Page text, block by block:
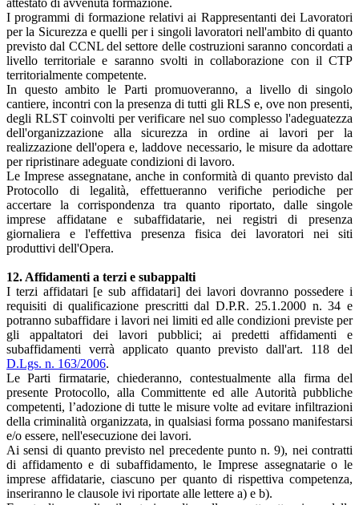
I programmi di formazione relativi ai Rappresentanti dei Lavoratori
per la Sicurezza e quelli per i singoli lavoratori nell'ambito di quanto
previsto dal CCNL del settore delle costruzioni saranno concordati a
livello territoriale e saranno svolti in collaborazione con il CTP
territorialmente competente.
In questo ambito le Parti promuoveranno, a livello di singolo
cantiere, incontri con la presenza di tutti gli RLS e, ove non presenti,
degli RLST coinvolti per verificare nel suo complesso l'adeguatezza
dell'organizzazione alla sicurezza in ordine ai lavori per la
realizzazione dell'opera e, laddove necessario, le misure da adottare
per ripristinare adeguate condizioni di lavoro.
Le Imprese assegnatane, anche in conformità di quanto previsto dal
Protocollo di legalità, effettueranno verifiche periodiche per
accertare la corrispondenza tra quanto riportato, dalle singole
imprese affidatane e subaffidatarie, nei registri di presenza
giornaliera e l'effettiva presenza fisica dei lavoratori nei siti
produttivi dell'Opera.
12. Affidamenti a terzi e subappalti
I terzi affidatari [e sub affidatari] dei lavori dovranno possedere i
requisiti di qualificazione prescritti dal D.P.R. 25.1.2000 n. 34 e
potranno subaffidare i lavori nei limiti ed alle condizioni previste per
gli appaltatori dei lavori pubblici; ai predetti affidamenti e
subaffidamenti verrà applicato quanto previsto dall'art. 118 del
D.Lgs. n. 163/2006.
Le Parti firmatarie, chiederanno, contestualmente alla firma del
presente Protocollo, alla Committente ed alle Autorità pubbliche
competenti, l’adozione di tutte le misure volte ad evitare infiltrazioni
della criminalità organizzata, in qualsiasi forma possano manifestarsi
e/o essere, nell'esecuzione dei lavori.
Ai sensi di quanto previsto nel precedente punto n. 9), nei contratti
di affidamento e di subaffidamento, le Imprese assegnatarie o le
imprese affidatarie, ciascuno per quanto di rispettiva competenza,
inseriranno le clausole ivi riportate alle lettere a) e b).